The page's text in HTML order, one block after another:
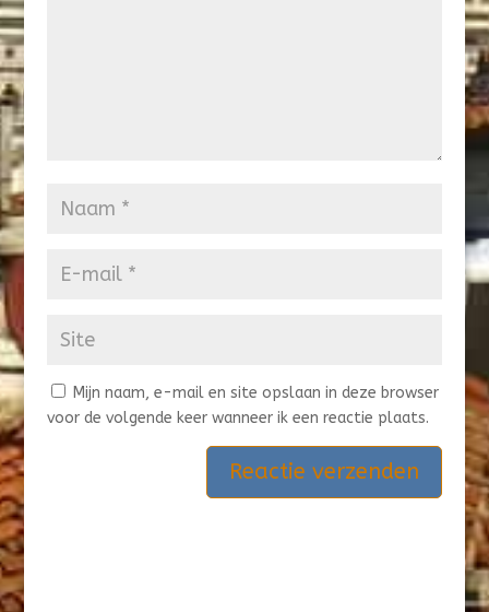
Mijn naam, e-mail en site opslaan in deze browser
voor de volgende keer wanneer ik een reactie plaats.